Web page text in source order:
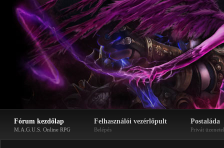
Fórum kezdőlap
M.A.G.U.S. Online RPG
Felhasználói vezérlőpult
Belépés
Postaláda
Privát